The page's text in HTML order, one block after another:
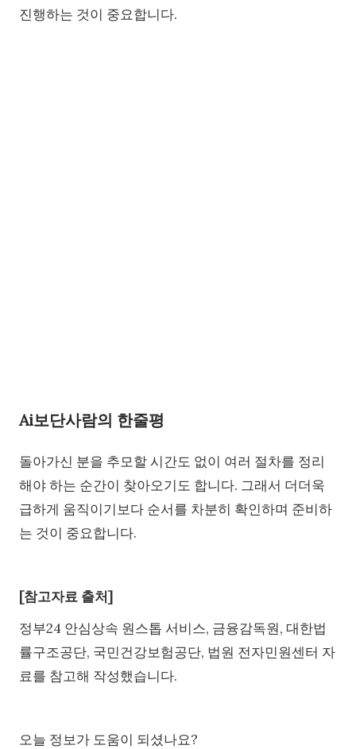
진행하는 것이 중요합니다.
Ai보단사람의 한줄평
돌아가신 분을 추모할 시간도 없이 여러 절차를 정리
해야 하는 순간이 찾아오기도 합니다. 그래서 더더욱
급하게 움직이기보다 순서를 차분히 확인하며 준비하
는 것이 중요합니다.
[참고자료 출처]
정부24 안심상속 원스톱 서비스, 금융감독원, 대한법
률구조공단, 국민건강보험공단, 법원 전자민원센터 자
료를 참고해 작성했습니다.
오늘 정보가 도움이 되셨나요?